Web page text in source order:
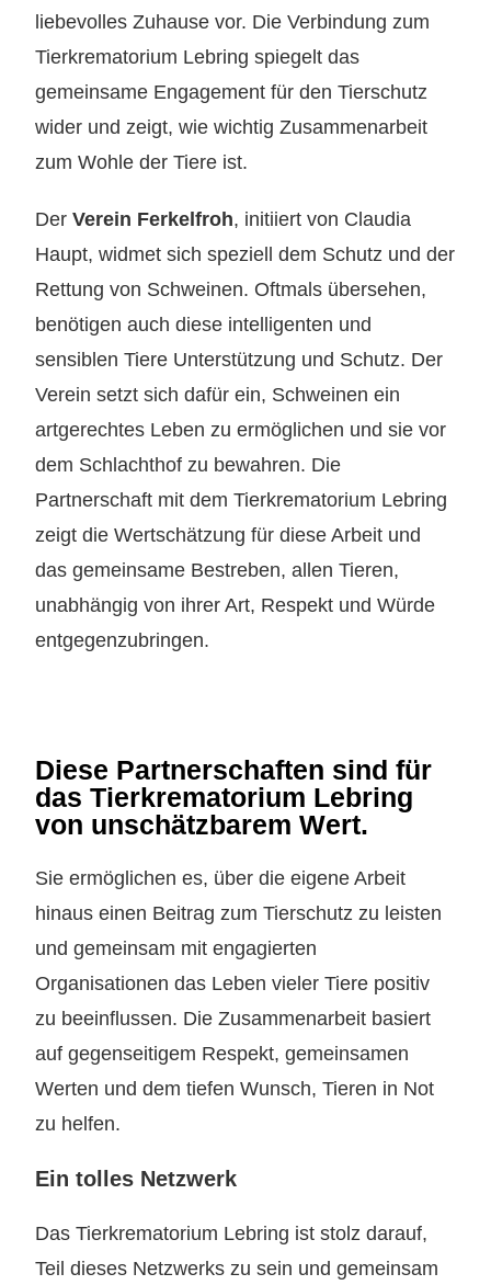
liebevolles Zuhause vor. Die Verbindung zum
Tierkrematorium Lebring spiegelt das
gemeinsame Engagement für den Tierschutz
wider und zeigt, wie wichtig Zusammenarbeit
zum Wohle der Tiere ist.
DerVerein Ferkelfroh, initiiert von Claudia
Haupt, widmet sich speziell dem Schutz und der
Rettung von Schweinen. Oftmals übersehen,
benötigen auch diese intelligenten und
sensiblen Tiere Unterstützung und Schutz. Der
Verein setzt sich dafür ein, Schweinen ein
artgerechtes Leben zu ermöglichen und sie vor
dem Schlachthof zu bewahren. Die
Partnerschaft mit dem Tierkrematorium Lebring
zeigt die Wertschätzung für diese Arbeit und
das gemeinsame Bestreben, allen Tieren,
unabhängig von ihrer Art, Respekt und Würde
entgegenzubringen.
Diese Partnerschaften sind für
das Tierkrematorium Lebring
von unschätzbarem Wert.
Sie ermöglichen es, über die eigene Arbeit
hinaus einen Beitrag zum Tierschutz zu leisten
und gemeinsam mit engagierten
Organisationen das Leben vieler Tiere positiv
zu beeinflussen. Die Zusammenarbeit basiert
auf gegenseitigem Respekt, gemeinsamen
Werten und dem tiefen Wunsch, Tieren in Not
zu helfen.
Ein tolles Netzwerk
Das Tierkrematorium Lebring ist stolz darauf,
Teil dieses Netzwerks zu sein und gemeinsam